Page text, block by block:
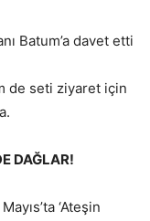
Batum’a davet etti
de seti ziyaret için
DAĞLAR!
‘Ateşin